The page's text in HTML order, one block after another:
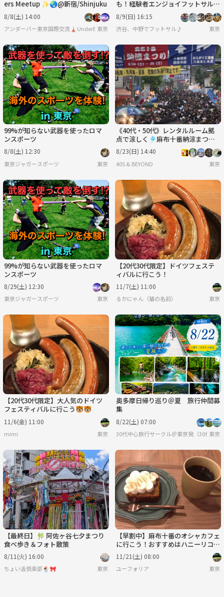
ers Meetup ✨🌏@新宿/Shinjuku
8/8(土) 14:00
アンダーバー東京国際交流🗼UnderBar TOKYO PARTY
東京
も！経験者エンジョイフットサル@
中野
8/9(日) 16:15
渋谷、中野でフットサル♪ 東京
99%が知らない武器を使ったロマ
ンスポーツ
8/8(土) 12:30
東京ジャガースポーツ 東京
《40代・50代》レンタルルーム拠
点で涼しく🎐麻布十番納涼まつり
を楽しもう！
8/23(日) 14:40
40S & BEYOND 東京
99%が知らない武器を使ったロマ
ンスポーツ
8/29(土) 12:30
東京ジャガースポーツ 東京
【20代30代限定】ドイツフェステ
ィバルに行こう！
11/7(土) 11:00
るかにゃん（猫の名前） 東京
【20代30代限定】大人気のドイツ
フェスティバルに行こう🐯🐯
11/6(金) 11:00
mimi 東京
奥多摩日帰り巡り＠夏 旅行仲間募
集
8/22(土) 07:00
30代中心旅行サークル＠東京発（30代8割
東京
【最終日】🎋 阿佐ヶ谷七夕まつり
食べ歩き＆フォト散策
8/11(火) 16:00
ちょい活倶楽部🍨🎀 東京
【早割中】麻布十番のオシャカフェ
に行こう！おすすめはハニーリコッ
タトースト🌹🌹
11/21(土) 08:00
ユーフォリア 東京